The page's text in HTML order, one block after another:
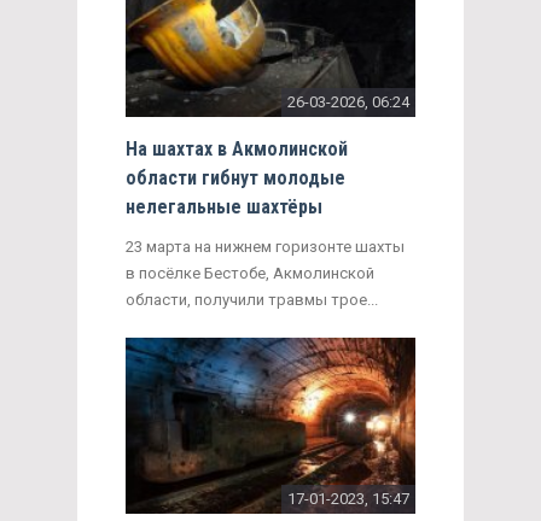
26-03-2026, 06:24
На шахтах в Акмолинской
области гибнут молодые
нелегальные шахтёры
23 марта на нижнем горизонте шахты
в посёлке Бестобе, Акмолинской
области, получили травмы трое...
17-01-2023, 15:47